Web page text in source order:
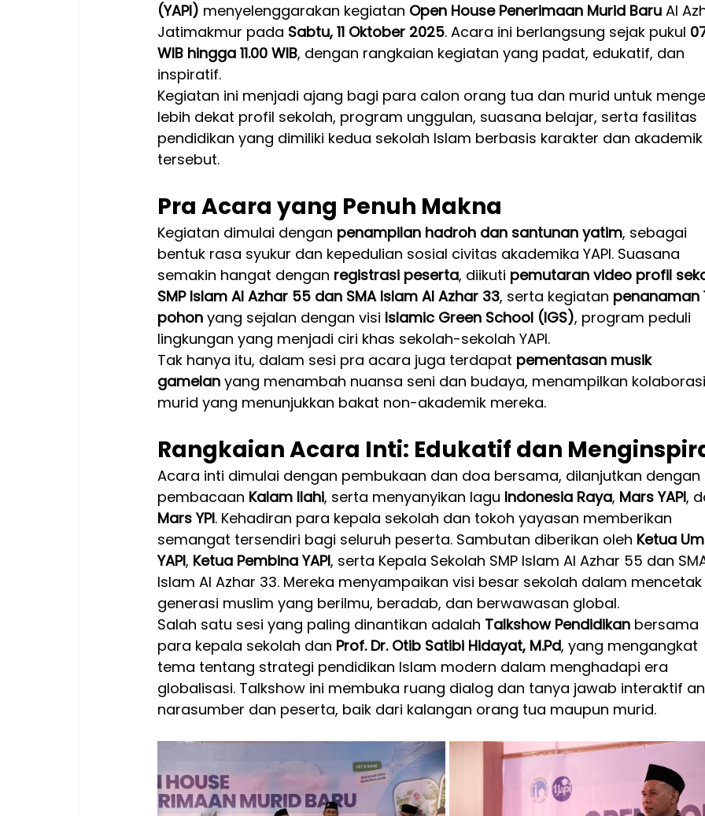
(YAPI) menyelenggarakan kegiatan Open House Penerimaan Murid Baru Al
Jatimakmur pada Sabtu, 11 Oktober 2025. Acara ini berlangsung sejak pukul
WIB hingga 11.00 WIB, dengan rangkaian kegiatan yang padat, edukatif, dan
inspiratif.
Kegiatan ini menjadi ajang bagi para calon orang tua dan murid untuk
lebih dekat profil sekolah, program unggulan, suasana belajar, serta fasilitas
pendidikan yang dimiliki kedua sekolah Islam berbasis karakter dan
tersebut.
Pra Acara yang Penuh Makna
Kegiatan dimulai dengan penampilan hadroh dan santunan yatim, sebagai
bentuk rasa syukur dan kepedulian sosial civitas akademika YAPI. Suasana
semakin hangat dengan registrasi peserta, diikuti pemutaran video profil
SMP Islam Al Azhar 55 dan SMA Islam Al Azhar 33, serta kegiatan penanaman
pohon yang sejalan dengan visi Islamic Green School (IGS), program peduli
lingkungan yang menjadi ciri khas sekolah-sekolah YAPI.
Tak hanya itu, dalam sesi pra acara juga terdapat pementasan musik
gamelan yang menambah nuansa seni dan budaya, menampilkan
murid yang menunjukkan bakat non-akademik mereka.
Rangkaian Acara Inti: Edukatif dan
Acara inti dimulai dengan pembukaan dan doa bersama, dilanjutkan dengan
pembacaan Kalam Ilahi, serta menyanyikan lagu Indonesia Raya, Mars YAPI,
Mars YPI. Kehadiran para kepala sekolah dan tokoh yayasan memberikan
semangat tersendiri bagi seluruh peserta. Sambutan diberikan oleh Ketua
YAPI, Ketua Pembina YAPI, serta Kepala Sekolah SMP Islam Al Azhar 55 dan
Islam Al Azhar 33. Mereka menyampaikan visi besar sekolah dalam mencetak
generasi muslim yang berilmu, beradab, dan berwawasan global.
Salah satu sesi yang paling dinantikan adalah Talkshow Pendidikan bersama
para kepala sekolah dan Prof. Dr. Otib Satibi Hidayat, M.Pd, yang mengangkat
tema tentang strategi pendidikan Islam modern dalam menghadapi era
globalisasi. Talkshow ini membuka ruang dialog dan tanya jawab interaktif
narasumber dan peserta, baik dari kalangan orang tua maupun murid.